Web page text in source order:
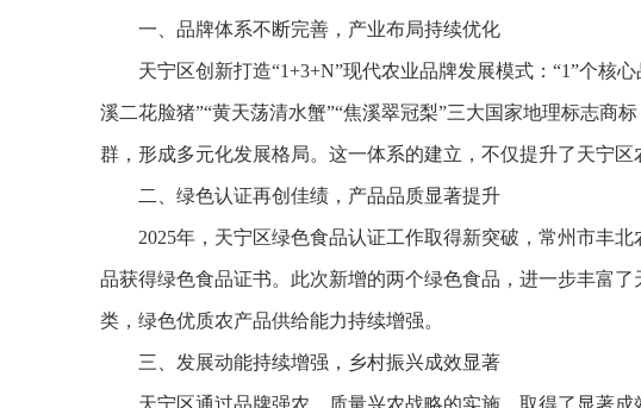
一、品牌体系不断完善，产业布局持续优化
天宁区创新打造“1+3+N”现代农业品牌发展模式：“1”个核
溪二花脸猪”“黄天荡清水蟹”“焦溪翠冠梨”三大国家地理标志商
群，形成多元化发展格局。这一体系的建立，不仅提升了天宁
二、绿色认证再创佳绩，产品品质显著提升
2025年，天宁区绿色食品认证工作取得新突破，常州市丰
品获得绿色食品证书。此次新增的两个绿色食品，进一步丰富
类，绿色优质农产品供给能力持续增强。
三、发展动能持续增强，乡村振兴成效显著
天宁区通过品牌强农、质量兴农战略的实施，取得了显著